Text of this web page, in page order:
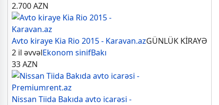
2.700AZN
Avto kiraye Kia Rio 2015 - Karavan.azGÜNLÜK KİRAYƏ
2 il əvvəlEkonom sinifBakı
33AZN
Nissan Tiida Bakıda avto icarəsi -